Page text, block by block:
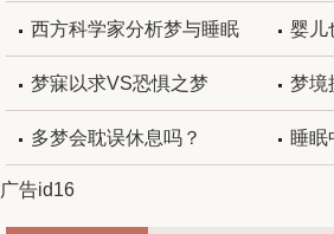
西方科学家分析梦与睡眠 婴儿
梦寐以求VS恐惧之梦 梦境
多梦会耽误休息吗？ 睡眠
广告id16